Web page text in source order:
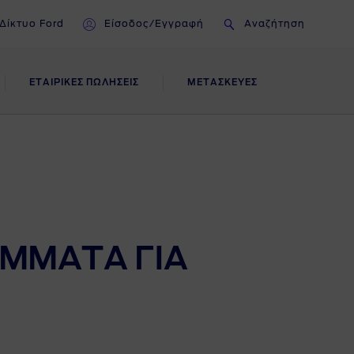
Δίκτυο Ford Είσοδος/Εγγραφή Αναζήτηση
ΕΤΑΙΡΙΚΕΣ ΠΩΛΗΣΕΙΣ ΜΕΤΑΣΚΕΥΕΣ
ΓΙΑ